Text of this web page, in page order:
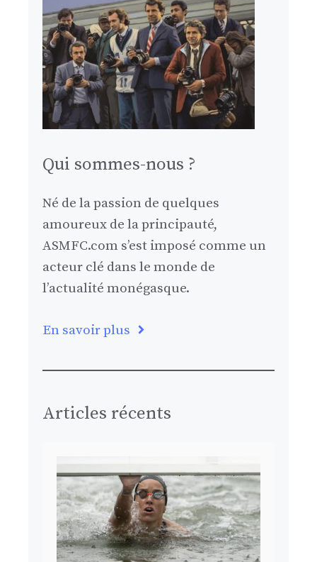
Qui sommes-nous ?
Né de la passion de quelques
amoureux de la principauté,
ASMFC.com s’est imposé comme un
acteur clé dans le monde de
l’actualité monégasque.
En savoir plus
Articles récents